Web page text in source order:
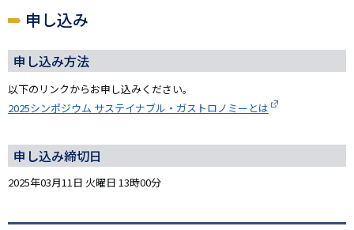
申し込み
申し込み方法
以下のリンクからお申し込みください。
2025シンポジウム サステイナブル・ガストロノミーとは
申し込み締切日
2025年03月11日 火曜日 13時00分